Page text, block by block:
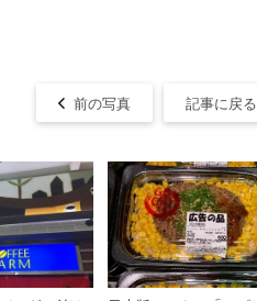
前の写真 記事に戻る